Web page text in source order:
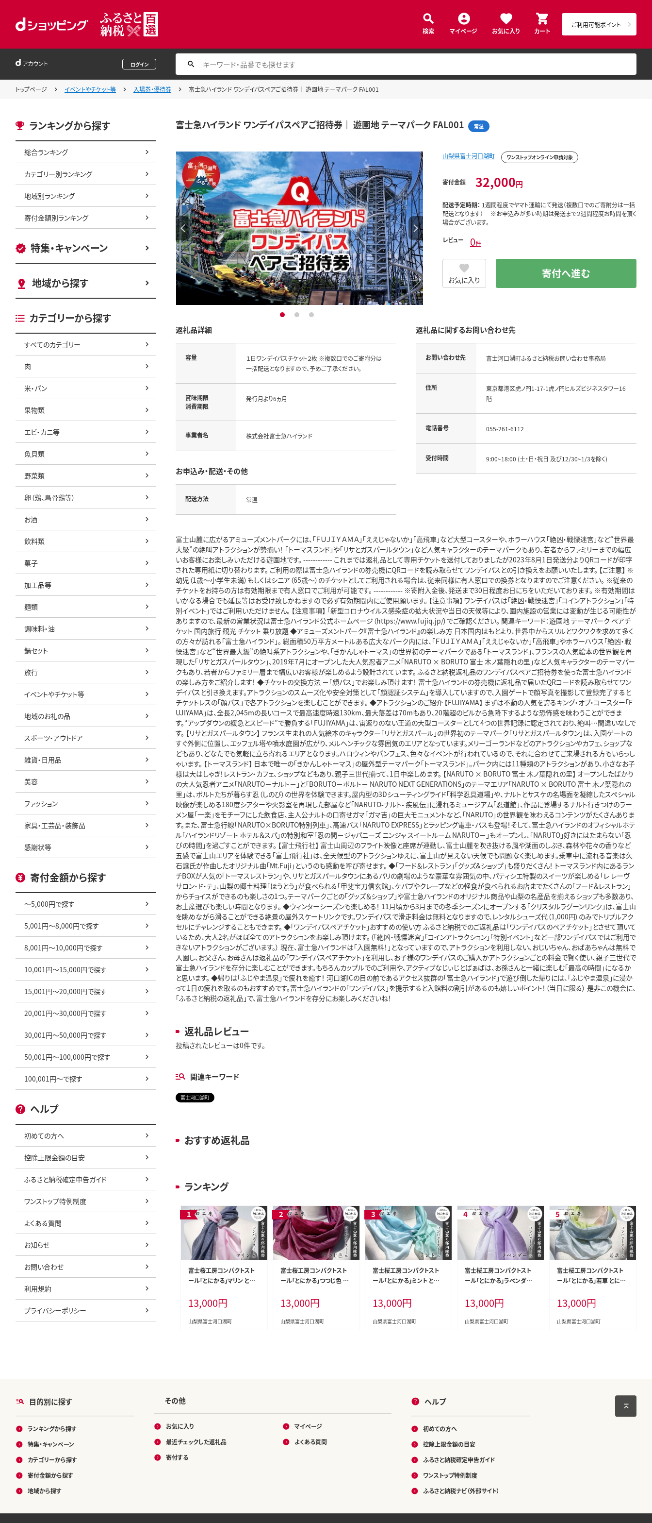
検索 マイページ お気に入り カート
ご利用可能ポイント
アカウント ログイン
トップページ イベントやチケット等 入場券・優待券 富士急ハイランド ワンデイパスペアご招待券｜ 遊園地 テーマパーク FAL001
ランキングから探す
総合ランキング
カテゴリー別ランキング
地域別ランキング
寄付金額別ランキング
特集・キャンペーン
地域から探す
カテゴリーから探す
すべてのカテゴリー
肉
米・パン
果物類
エビ・カニ等
魚貝類
野菜類
卵（鶏、烏骨鶏等）
お酒
飲料類
菓子
加工品等
麺類
調味料・油
鍋セット
旅行
イベントやチケット等
地域のお礼の品
スポーツ・アウトドア
雑貨・日用品
美容
ファッション
家具・工芸品・装飾品
感謝状等
寄付金額から探す
～5,000円で探す
5,001円～8,000円で探す
8,001円～10,000円で探す
10,001円～15,000円で探す
15,001円～20,000円で探す
20,001円～30,000円で探す
30,001円～50,000円で探す
50,001円～100,000円で探す
100,001円～で探す
ヘルプ
初めての方へ
控除上限金額の目安
ふるさと納税確定申告ガイド
ワンストップ特例制度
よくある質問
お知らせ
お問い合わせ
利用規約
プライバシーポリシー
富士急ハイランド ワンデイパスペアご招待券｜ 遊園地 テーマパーク FAL001 常温
1 2 3
山梨県富士河口湖町 ワンストップオンライン申請対象
寄付金額 32,000円
配送予定時期： 1週間程度でヤマト運輸にて発送（複数口でのご寄附分は一括
配送となります） ※お申込みが多い時期は発送まで２週間程度お時間を頂く
場合がございます。
レビュー 0件
お気に入り 寄付へ進む
返礼品詳細
容量
１日ワンデイパスチケット２枚 ※複数口でのご寄附分は
一括配送となりますので、予めご了承ください。
賞味期限
消費期限
発行月より6ヵ月
事業者名 株式会社富士急ハイランド
お申込み・配送・その他
配送方法 常温
返礼品に関するお問い合わせ先
お問い合わせ先 富士河口湖町ふるさと納税お問い合わせ事務局
住所
東京都港区虎ノ門1-17-1虎ノ門ヒルズビジネスタワー16
階
電話番号 055-261-6112
受付時間 9:00~18:00 (土・日・祝日 及び12/30~1/3を除く)
富士山麓に広がるアミューズメントパークには、「ＦＵＪＩＹＡＭＡ」「ええじゃないか」「高飛車」など大型コースターや、ホラーハウス「絶凶・戦慄迷宮」など“世界最
大級”の絶叫アトラクションが勢揃い！ 「トーマスランド」や「リサとガスパールタウン」など人気キャラクターのテーマパークもあり、若者からファミリーまでの幅広
いお客様にお楽しみいただける遊園地です。 ------------ これまでは返礼品として専用チケットを送付しておりましたが2023年8月1日発送分よりQRコードが印字
された専用紙に切り替わります。 ご利用の際は富士急ハイランドの券売機にQRコードを読み取らせてワンデイパスとの引き換えをお願いいたします。 【ご注意】 ※
幼児（1歳～小学生未満）もしくはシニア（65歳～）のチケットとしてご利用される場合は、従来同様に有人窓口での換券となりますのでご注意ください。 ※従来の
チケットをお持ちの方は有効期限まで有人窓口でご利用が可能です。 ------------ ※寄附入金後、発送まで30日程度お日にちをいただいております。 ※有効期間は
いかなる場合でも延長等はお受け致しかねますので必ず有効期間内にご使用願います。 【注意事項】 ワンデイパスは「絶凶・戦慄迷宮」「コインアトラクション」「特
別イベント」ではご利用いただけません。 【注意事項】 「新型コロナウイルス感染症の拡大状況や当日の天候等により、園内施設の営業には変動が生じる可能性が
ありますので、最新の営業状況は富士急ハイランド公式ホームページ（https://www.fujiq.jp/）でご確認ください。 関連キーワード：遊園地 テーマパーク ペアチ
ケット 国内旅行 観光 チケット 乗り放題 ◆アミューズメントパーク『富士急ハイランド』の楽しみ方 日本国内はもとより、世界中からスリルとワクワクを求めて多く
の方々が訪れる「富士急ハイランド」。 総面積50万平方メートルある広大なパーク内には、「ＦＵＪＩＹＡＭＡ」「ええじゃないか」「高飛車」やホラーハウス「絶凶・戦
慄迷宮」など“世界最大級”の絶叫系アトラクションや、「きかんしゃトーマス」の世界初のテーマパークである「トーマスランド」、フランスの人気絵本の世界観を再
現した「リサとガスパールタウン」、2019年7月にオープンした大人気忍者アニメ「NARUTO × BORUTO 富士 木ノ葉隠れの里」など人気キャラクターのテーマパー
クもあり、若者からファミリー層まで幅広いお客様が楽しめるよう設計されています。 ふるさと納税返礼品のワンデイパスペアご招待券を使った富士急ハイランド
の楽しみ方をご紹介します！ ◆チケットの交換方法 －「顔パス」でお楽しみ頂けます！ 富士急ハイランドの券売機に返礼品で届いたQRコードを読み取らせてワン
デイパスと引き換えます。アトラクションのスムーズ化や安全対策として「顔認証システム」を導入していますので、入園ゲートで顔写真を撮影して登録完了すると
チケットレスの「顔パス」で各アトラクションを楽しむことができます。 ◆アトラクションのご紹介 【FUJIYAMA】 まずは不動の人気を誇るキング・オブ・コースター「F
UJIYAMA」は、全長2,045mの長いコースで最高速度時速130km、最大落差は70mもあり、20階超のビルから急降下するような恐怖感を味わうことができま
す。“アップダウンの緩急とスピード”で勝負する「FUJIYAMA」は、宙返りのない王道の大型コースターとして4つの世界記録に認定されており、絶叫…間違いなしで
す。 【リサとガスパールタウン】 フランス生まれの人気絵本のキャラクター「リサとガスパール」の世界初のテーマパーク「リサとガスパールタウン」は、入園ゲートの
すぐ外側に位置し、エッフェル塔や噴水庭園が広がり、メルヘンチックな雰囲気のエリアとなっています。メリーゴーランドなどのアトラクションやカフェ、ショップな
どもあり、どなたでも気軽に立ち寄れるエリアとなります。ハロウィンやパンフェス、色々なイベントが行われているので、それに合わせてご来場される方もいらっし
ゃいます。 【トーマスランド】 日本で唯一の「きかんしゃトーマス」の屋外型テーマパーク「トーマスランド」。パーク内には11種類のアトラクションがあり、小さなお子
様は大はしゃぎ！レストラン・カフェ、ショップなどもあり、親子三世代揃って、1日中楽しめます。 【NARUTO × BORUTO 富士 木ノ葉隠れの里】 オープンしたばかり
の大人気忍者アニメ「NARUTO－ナルト－」と「BORUTO－ボルト－ NARUTO NEXT GENERATIONS」のテーマエリア「NARUTO × BORUTO 富士 木ノ葉隠れの
里」は、ボルトたちが暮らす忍（しのび）の世界を体験できます。屋内型の3Dシューティングライド「科学忍具道場」や、ナルトとサスケの名場面を凝縮したスペシャル
映像が楽しめる180度シアターや火影室を再現した部屋など「NARUTO-ナルト- 疾風伝」に浸れるミュージアム「忍道館」、作品に登場するナルト行きつけのラー
メン屋「一楽」をモチーフにした飲食店、主人公ナルトの口寄せガマ「ガマ吉」の巨大モニュメントなど、「NARUTO」の世界観を味わえるコンテンツがたくさんありま
す。また、富士急行線「NARUTO×BORUTO特別列車」、高速バス「NARUTO EXPRESS」とラッピング電車・バスも登場！そして、富士急ハイランドのオフィシャルホテ
ル「ハイランドリゾート ホテル＆スパ」の特別和室「忍の間－ジャパニーズ ニンジャ スイートルーム NARUTO－」もオープンし、「NARUTO」好きにはたまらない「忍
びの時間」を過ごすことができます。 【富士飛行社】 富士山周辺のフライト映像と座席が連動し、富士山麓を吹き抜ける風や湖面のしぶき、森林や花々の香りなど
五感で富士山エリアを体験できる「富士飛行社」は、全天候型のアトラクションゆえに、富士山が見えない天候でも問題なく楽しめます。乗車中に流れる音楽は久
石譲氏が作曲したオリジナル曲「Mt.Fuji」というのも感動を呼び寄せます。 ◆「フード＆レストラン」「グッズ&ショップ」も盛りだくさん！ トーマスランド内にあるラン
チBOXが人気の「トーマスレストラン」や、リサとガスパールタウンにあるパリの劇場のような豪華な雰囲気の中、パティシエ特製のスイーツが楽しめる「レ レーヴ
サロン・ド・テ」、山梨の郷土料理「ほうとう」が食べられる「甲斐宝刀信玄館」、ケバブやクレープなどの軽食が食べられるお店までたくさんの「フード＆レストラン」
からチョイスができるのも楽しさの1つ。テーマパークごとの「グッズ＆ショップ」や富士急ハイランドのオリジナル商品や山梨の名産品を揃えるショップも多数あり、
お土産選びも楽しい時間となります。 ◆ウィンターシーズンも楽しめる！ 11月頃から3月までの冬季シーズンにオープンする「クリスタルラグーンリンク」は、富士山
を眺めながら滑ることができる絶景の屋外スケートリンクです。ワンデイパスで滑走料金は無料となりますので、レンタルシューズ代（1,000円）のみでトリプルアク
セルにチャレンジすることもできます。 ◆「ワンデイパスペアチケット」おすすめの使い方 ふるさと納税でのご返礼品は「ワンデイパスのペアチケット」とさせて頂いて
いるため、大人2名がほぼ全てのアトラクションをお楽しみ頂けます。（「絶凶・戦慄迷宮」「コインアトラクション」「特別イベント」など一部ワンデイパスではご利用で
きないアトラクションがございます。） 現在、富士急ハイランドは「入園無料！」となっていますので、アトラクションを利用しない、おじいちゃん、おばあちゃんは無料で
入園し、お父さん、お母さんは返礼品の「ワンデイパスペアチケット」を利用し、お子様のワンデイパスのご購入かアトラクションごとの料金で賢く使い、親子三世代で
富士急ハイランドを存分に楽しむことができます。もちろんカップルでのご利用や、アクティブなじぃじとばぁばは、お孫さんと一緒に楽しむ「最高の時間」になるか
と思います。 ◆帰りは「ふじやま温泉」で疲れを癒す！ 河口湖ICの目の前であるアクセス抜群の「富士急ハイランド」で遊び倒した帰りには、「ふじやま温泉」に浸か
って1日の疲れを取るのもおすすめです。富士急ハイランドの「ワンデイパス」を提示すると入館料の割引があるのも嬉しいポイント！（当日に限る） 是非この機会に、
「ふるさと納税の返礼品」で、富士急ハイランドを存分にお楽しみくださいね！
返礼品レビュー
投稿されたレビューは0件です。
関連キーワード
富士河口湖町
おすすめ返礼品
ランキング
富士桜工房コンパクトスト
ール「とにかる」マリン とに
02
13,000円
山梨県富士河口湖町
富士桜工房コンパクトスト
ール「とにかる」つつじ色 と
4001
13,000円
山梨県富士河口湖町
富士桜工房コンパクトスト
ール「とにかる」ミント とに
03
13,000円
山梨県富士河口湖町
富士桜工房コンパクトスト
ール「とにかる」ラベンダー
A4004
13,000円
山梨県富士河口湖町
富士桜工房コンパクトスト
ール「とにかる」若草 とにか
5
13,000円
山梨県富士河口湖町
目的別に探す
ランキングから探す
特集・キャンペーン
カテゴリーから探す
寄付金額から探す
地域から探す
その他
お気に入り
最近チェックした返礼品
寄付する
マイページ
よくある質問
ヘルプ
初めての方へ
控除上限金額の目安
ふるさと納税確定申告ガイド
ワンストップ特例制度
ふるさと納税ナビ（外部サイト）